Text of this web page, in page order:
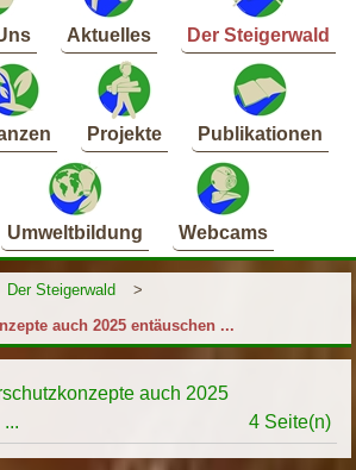
Aktuelles Der Steigerwald
Projekte Publikationen
Umweltbildung Webcams
Der Steigerwald
>
auch 2025 entäuschen ...
auch 2025
4 Seite(n)